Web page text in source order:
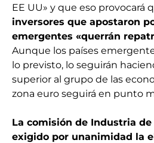
EE UU» y que eso provocará
inversores que apostaron
emergentes «querrán
Aunque los países
lo previsto, lo seguirán
superior al grupo de las
zona euro seguirá en punto
La comisión de Industria de
exigido por unanimidad la